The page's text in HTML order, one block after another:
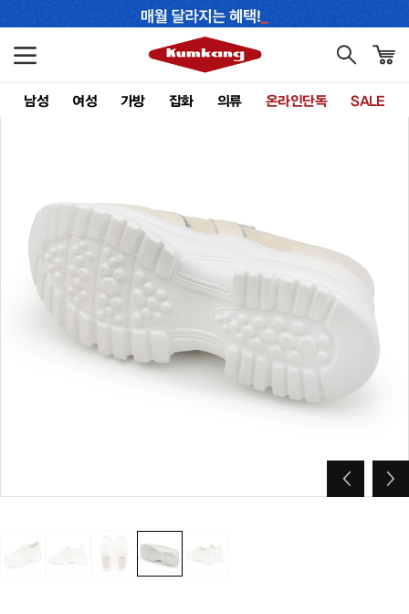
남성 여성 가방 잡화 의류 온라인단독 SALE